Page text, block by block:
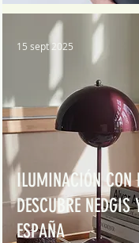
ILUMINACIÓN
DESCUBRE
ESPAÑA
15 sept 2025